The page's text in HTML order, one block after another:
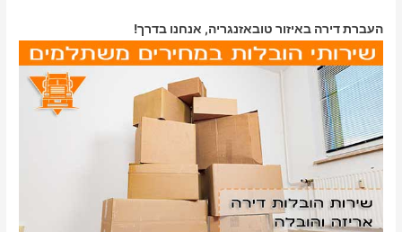
העברת דירה באיזור טובאזנגריה, אנחנו בדרך!